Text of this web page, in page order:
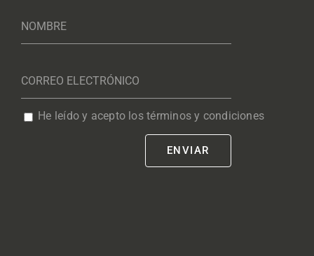
He leído y acepto los términos y condiciones